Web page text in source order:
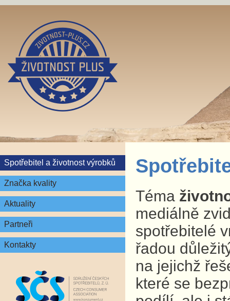
Spotřebitel a životnost výrobků
Značka kvality
Aktuality
Partneři
Kontakty
Téma
mediálně
spotřebitelé
řadou
na jejichž
které se